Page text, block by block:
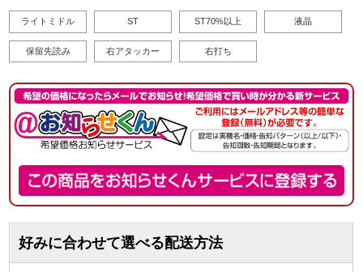
ライトミドル ST ST70%以上 液晶
保留先読み 右アタッカー 右打ち
好みに合わせて選べる配送方法